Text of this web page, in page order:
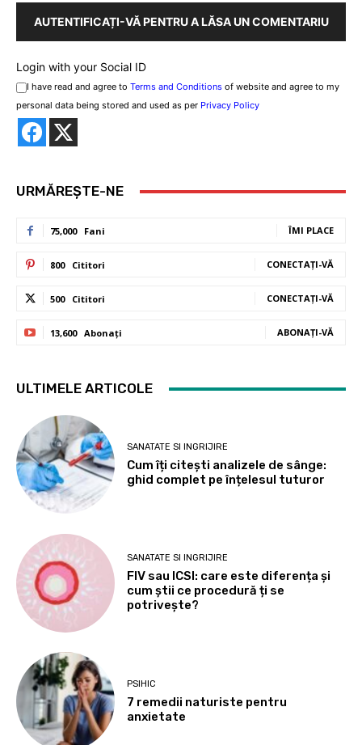
AUTENTIFICAȚI-VĂ PENTRU A LĂSA UN COMENTARIU
Login with your Social ID
I have read and agree to Terms and Conditions of website and agree to my
personal data being stored and used as per Privacy Policy
URMĂREȘTE-NE
75,000 Fani ÎMI PLACE
800 Cititori CONECTAȚI-VĂ
500 Cititori CONECTAȚI-VĂ
13,600 Abonați ABONAȚI-VĂ
ULTIMELE ARTICOLE
SANATATE SI INGRIJIRE
Cum îți citești analizele de sânge:
ghid complet pe înțelesul tuturor
SANATATE SI INGRIJIRE
FIV sau ICSI: care este diferența și
cum știi ce procedură ți se
potrivește?
PSIHIC
7 remedii naturiste pentru
anxietate